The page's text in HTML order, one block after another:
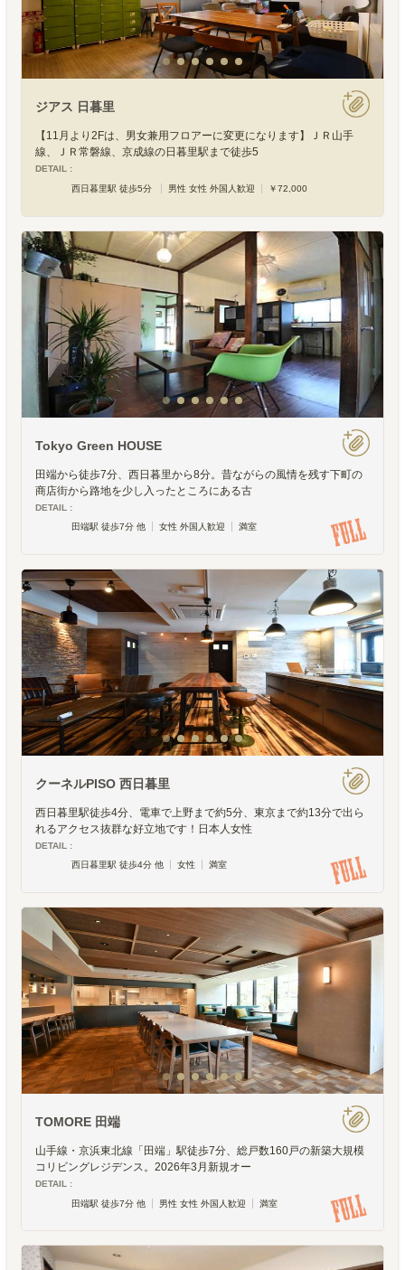
ジアス 日暮里
【11月より2Fは、男女兼用フロアーに変更になります】ＪＲ山手
線、ＪＲ常磐線、京成線の日暮里駅まで徒歩5
DETAIL :
西日暮里駅 徒歩5分
男性 女性 外国人歓迎 ￥72,000
Tokyo Green HOUSE
田端から徒歩7分、西日暮里から8分。昔ながらの風情を残す下町の
商店街から路地を少し入ったところにある古
DETAIL :
田端駅 徒歩7分 他
女性 外国人歓迎 満室
クーネルPISO 西日暮里
西日暮里駅徒歩4分、電車で上野まで約5分、東京まで約13分で出ら
れるアクセス抜群な好立地です！日本人女性
DETAIL :
西日暮里駅 徒歩4分 他
女性 満室
TOMORE 田端
山手線・京浜東北線「田端」駅徒歩7分、総戸数160戸の新築大規模
コリビングレジデンス。2026年3月新規オー
DETAIL :
田端駅 徒歩7分 他
男性 女性 外国人歓迎 満室